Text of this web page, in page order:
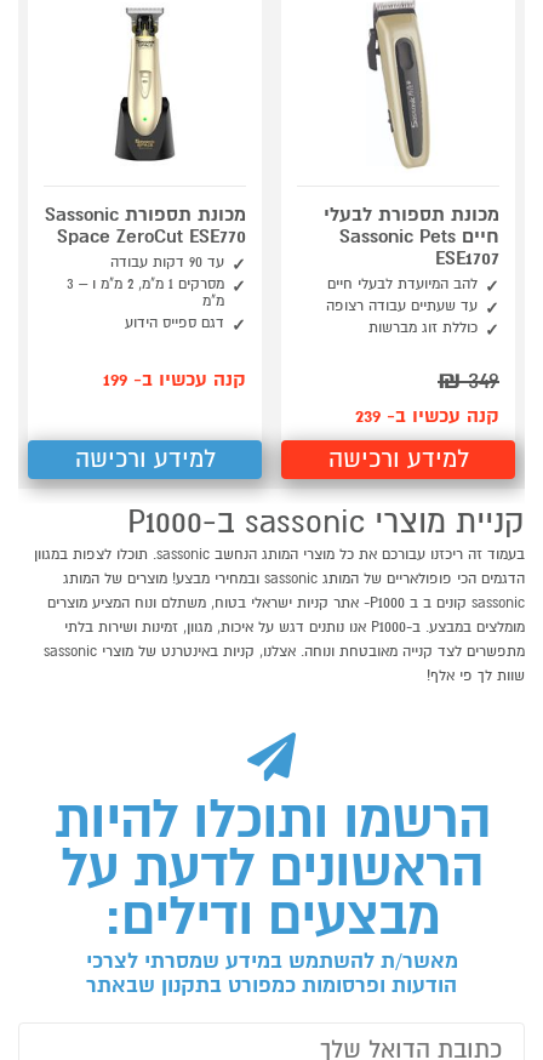
מכונת תספורת לבעלי
חיים Sassonic Pets
ESE1707
להב המיועדת לבעלי חיים
עד שעתיים עבודה רצופה
כוללת זוג מברשות
349
₪
קנה עכשיו ב- 239
למידע ורכישה
מכונת תספורת Sassonic
Space ZeroCut ESE770
עד 90 דקות עבודה
מסרקים 1 מ"מ, 2 מ"מ ו – 3
מ"מ
דגם ספייס הידוע
קנה עכשיו ב- 199
למידע ורכישה
קניית מוצרי sassonic ב-P1000
בעמוד זה ריכזנו עבורכם את כל מוצרי המותג הנחשב sassonic. תוכלו לצפות במגוון
הדגמים הכי פופולאריים של המותג sassonic ובמחירי מבצע! מוצרים של המותג
sassonic קונים ב ב P1000- אתר קניות ישראלי בטוח, משתלם ונוח המציע מוצרים
מומלצים במבצע. ב-P1000 אנו נותנים דגש על איכות, מגוון, זמינות ושירות בלתי
מתפשרים לצד קנייה מאובטחת ונוחה. אצלנו, קניות באינטרנט של מוצרי sassonic
שוות לך פי אלף!
הרשמו ותוכלו להיות
הראשונים לדעת על
מבצעים ודילים:
מאשר/ת להשתמש במידע שמסרתי לצרכי
הודעות ופרסומות כמפורט בתקנון שבאתר